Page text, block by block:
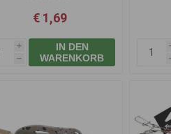
€ 1,69
i
h
IN DEN
WARENKORB